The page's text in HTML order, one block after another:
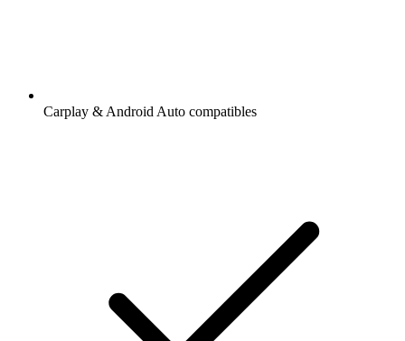
Carplay & Android Auto compatibles